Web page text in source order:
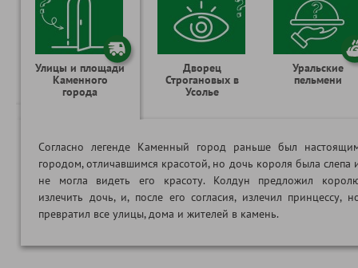
Улицы и площади
Каменного
города
Дворец
Строгановых в
Усолье
Уральские
пельмени
Согласно легенде Каменный город раньше был
городом, отличавшимся красотой, но дочь короля была слепа
не могла видеть его красоту. Колдун предложил
излечить дочь, и, после его согласия, излечил принцессу,
превратил все улицы, дома и жителей в камень.